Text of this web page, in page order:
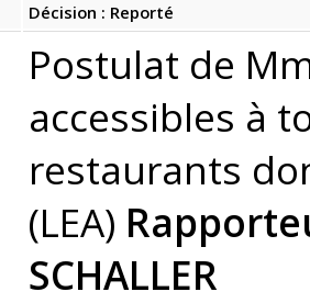
Décision : Reporté
Postulat de
accessibles à
restaurants
(LEA)
SCHALLER